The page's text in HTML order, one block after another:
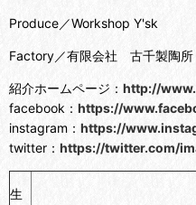
Produce／Workshop Y'sk
Factory／有限会社 古千製陶所
紹介ホームページ： http://
facebook： https://
instagram： https://
twitter： https://twitter.com/
生